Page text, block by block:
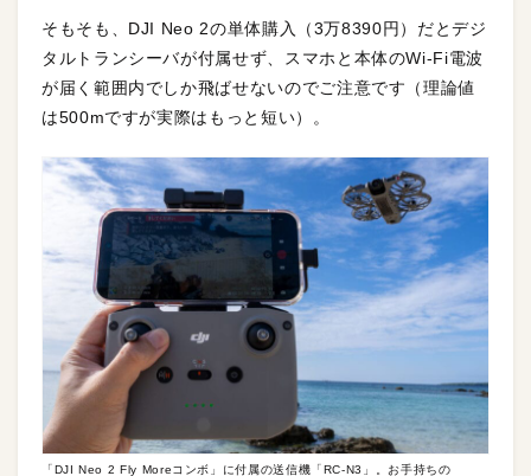
そもそも、DJI Neo 2の単体購入（3万8390円）だとデジ
タルトランシーバが付属せず、スマホと本体のWi-Fi電波
が届く範囲内でしか飛ばせないのでご注意です（理論値
は500mですが実際はもっと短い）。
「DJI Neo 2 Fly Moreコンボ」に付属の送信機「RC-N3」。お手持ちの